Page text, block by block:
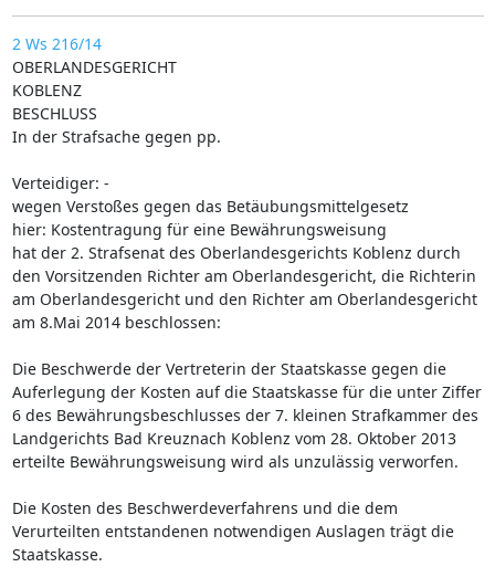
2 Ws 216/14
OBERLANDESGERICHT
KOBLENZ
BESCHLUSS
In der Strafsache gegen pp.
Verteidiger: -
wegen Verstoßes gegen das Betäubungsmittelgesetz
hier: Kostentragung für eine Bewährungsweisung
hat der 2. Strafsenat des Oberlandesgerichts Koblenz durch
den Vorsitzenden Richter am Oberlandesgericht, die Richterin
am Oberlandesgericht und den Richter am Oberlandesgericht
am 8.Mai 2014 beschlossen:
Die Beschwerde der Vertreterin der Staatskasse gegen die
Auferlegung der Kosten auf die Staatskasse für die unter Ziffer
6 des Bewährungsbeschlusses der 7. kleinen Strafkammer des
Landgerichts Bad Kreuznach Koblenz vom 28. Oktober 2013
erteilte Bewährungsweisung wird als unzulässig verworfen.
Die Kosten des Beschwerdeverfahrens und die dem
Verurteilten entstandenen notwendigen Auslagen trägt die
Staatskasse.